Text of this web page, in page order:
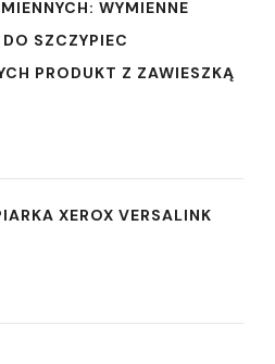
WYMIENNE
SZCZYPIEC
PRODUKT Z ZAWIESZKĄ
XEROX VERSALINK